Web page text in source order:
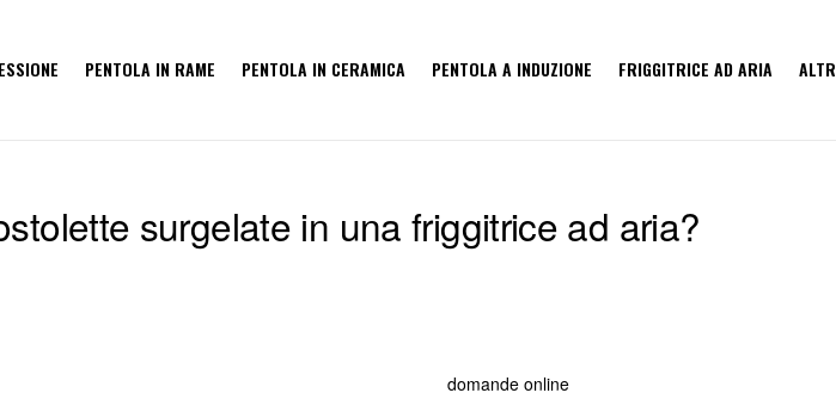
PENTOLA IN RAME PENTOLA IN CERAMICA PENTOLA A INDUZIONE FRIGGITRICE AD ARIA
surgelate in una friggitrice ad aria?
domande online